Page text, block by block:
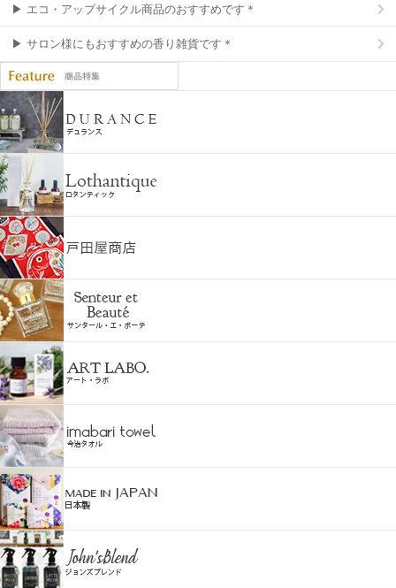
▶ エコ・アップサイクル商品のおすすめです＊
▶ サロン様にもおすすめの香り雑貨です＊